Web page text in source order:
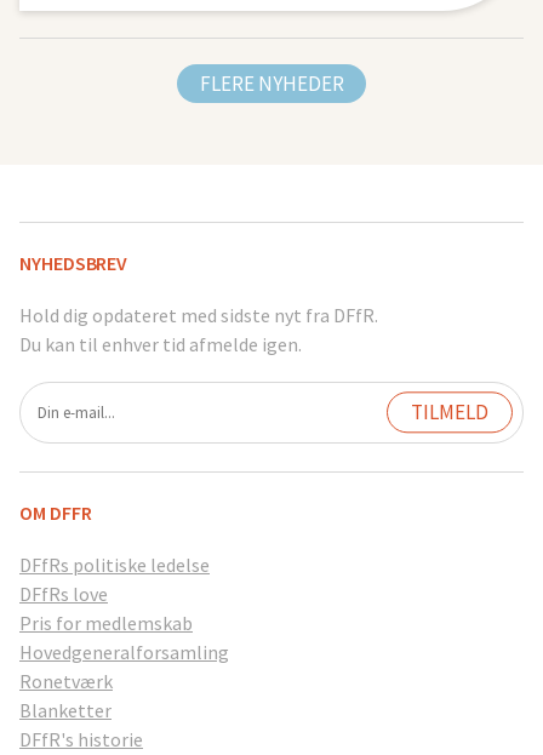
FLERE NYHEDER
NYHEDSBREV
Hold dig opdateret med sidste nyt fra DFfR.
Du kan til enhver tid afmelde igen.
OM DFFR
DFfRs politiske ledelse
DFfRs love
Pris for medlemskab
Hovedgeneralforsamling
Ronetværk
Blanketter
DFfR's historie